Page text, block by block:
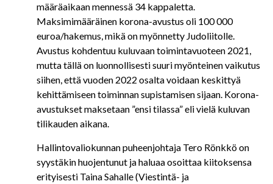
määräaikaan mennessä 34 kappaletta.
Maksimimääräinen korona-avustus oli 100 000
euroa/hakemus, mikä on myönnetty Judoliitolle.
Avustus kohdentuu kuluvaan toimintavuoteen 2021,
mutta tällä on luonnollisesti suuri myönteinen vaikutus
siihen, että vuoden 2022 osalta voidaan keskittyä
kehittämiseen toiminnan supistamisen sijaan. Korona-
avustukset maksetaan ”ensi tilassa” eli vielä kuluvan
tilikauden aikana.
Hallintovaliokunnan puheenjohtaja Tero Rönkkö on
syystäkin huojentunut ja haluaa osoittaa kiitoksensa
erityisesti Taina Sahalle (Viestintä- ja